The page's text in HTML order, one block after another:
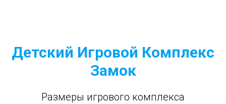
Детский Игровой Комплекс
Замок
Размеры игрового комплекса